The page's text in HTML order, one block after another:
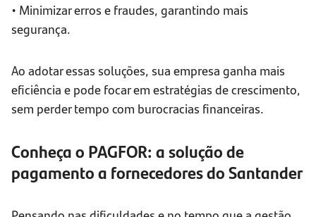
• Minimizar erros e fraudes, garantindo mais
segurança.
Ao adotar essas soluções, sua empresa ganha mais
eficiência e pode focar em estratégias de crescimento,
sem perder tempo com burocracias financeiras.
Conheça o PAGFOR: a solução de
pagamento a fornecedores do Santander